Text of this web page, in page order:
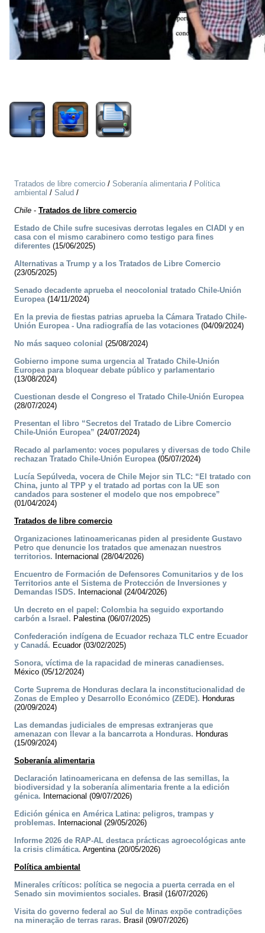
Tratados de libre comercio / Soberanía alimentaria/ Política
ambiental / Salud /
Chile - Tratados de libre comercio
Estado de Chile sufre sucesivas derrotas legales en CIADI y en
casa con el mismo carabinero como testigo para fines
diferentes (15/06/2025)
Alternativas a Trump y a los Tratados de Libre Comercio
(23/05/2025)
Senado decadente aprueba el neocolonial tratado Chile-Unión
Europea(14/11/2024)
En la previa de fiestas patrias aprueba la Cámara Tratado Chile-
Unión Europea - Una radiografía de las votaciones (04/09/2024)
No más saqueo colonial (25/08/2024)
Gobierno impone suma urgencia al Tratado Chile-Unión
Europea para bloquear debate público y parlamentario
(13/08/2024)
Cuestionan desde el Congreso el Tratado Chile-Unión Europea
(28/07/2024)
Presentan el libro “Secretos del Tratado de Libre Comercio
Chile-Unión Europea” (24/07/2024)
Recado al parlamento: voces populares y diversas de todo Chile
rechazan Tratado Chile-Unión Europea(05/07/2024)
Lucía Sepúlveda, vocera de Chile Mejor sin TLC: “El tratado con
China, junto al TPP y el tratado ad portas con la UE son
candados para sostener el modelo que nos empobrece”
(01/04/2024)
Tratados de libre comercio
Organizaciones latinoamericanas piden al presidente Gustavo
Petro que denuncie los tratados que amenazan nuestros
territorios. Internacional (28/04/2026)
Encuentro de Formación de Defensores Comunitarios y de los
Territorios ante el Sistema de Protección de Inversiones y
Demandas ISDS. Internacional (24/04/2026)
Un decreto en el papel: Colombia ha seguido exportando
carbón a Israel. Palestina (06/07/2025)
Confederación indígena de Ecuador rechaza TLC entre Ecuador
y Canadá. Ecuador (03/02/2025)
Sonora, víctima de la rapacidad de mineras canadienses.
México (05/12/2024)
Corte Suprema de Honduras declara la inconstitucionalidad de
Zonas de Empleo y Desarrollo Económico (ZEDE). Honduras
(20/09/2024)
Las demandas judiciales de empresas extranjeras que
amenazan con llevar a la bancarrota a Honduras. Honduras
(15/09/2024)
Soberanía alimentaria
Declaración latinoamericana en defensa de las semillas, la
biodiversidad y la soberanía alimentaria frente a la edición
génica. Internacional (09/07/2026)
Edición génica en América Latina: peligros, trampas y
problemas. Internacional (29/05/2026)
Informe 2026 de RAP-AL destaca prácticas agroecológicas ante
la crisis climática. Argentina (20/05/2026)
Política ambiental
Minerales críticos: política se negocia a puerta cerrada en el
Senado sin movimientos sociales. Brasil (16/07/2026)
Visita do governo federal ao Sul de Minas expõe contradições
na mineração de terras raras. Brasil (09/07/2026)